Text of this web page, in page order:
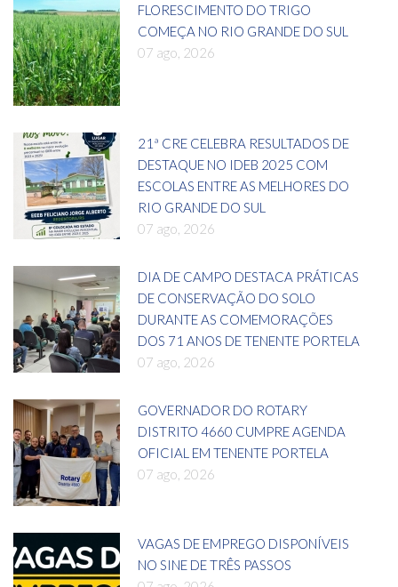
FLORESCIMENTO DO TRIGO
COMEÇA NO RIO GRANDE DO SUL
07 ago, 2026
21ª CRE CELEBRA RESULTADOS DE
DESTAQUE NO IDEB 2025 COM
ESCOLAS ENTRE AS MELHORES DO
RIO GRANDE DO SUL
07 ago, 2026
DIA DE CAMPO DESTACA PRÁTICAS
DE CONSERVAÇÃO DO SOLO
DURANTE AS COMEMORAÇÕES
DOS 71 ANOS DE TENENTE PORTELA
07 ago, 2026
GOVERNADOR DO ROTARY
DISTRITO 4660 CUMPRE AGENDA
OFICIAL EM TENENTE PORTELA
07 ago, 2026
VAGAS DE EMPREGO DISPONÍVEIS
NO SINE DE TRÊS PASSOS